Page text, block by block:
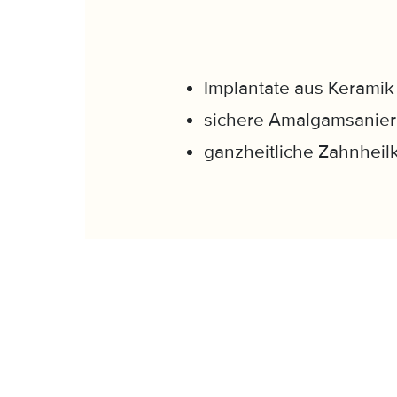
Implantate aus Keramik
sichere
ganzheitliche